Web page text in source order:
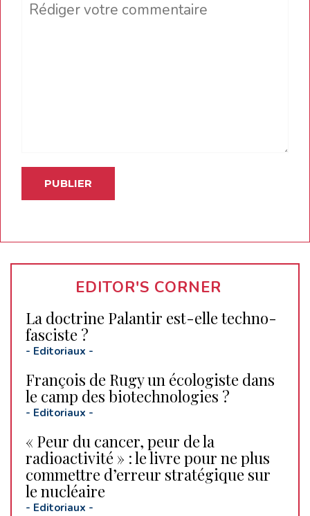
Comment
EDITOR'S CORNER
La doctrine Palantir est-elle techno-
fasciste ?
- Editoriaux -
François de Rugy un écologiste dans
le camp des biotechnologies ?
- Editoriaux -
« Peur du cancer, peur de la
radioactivité » : le livre pour ne plus
commettre d’erreur stratégique sur
le nucléaire
- Editoriaux -